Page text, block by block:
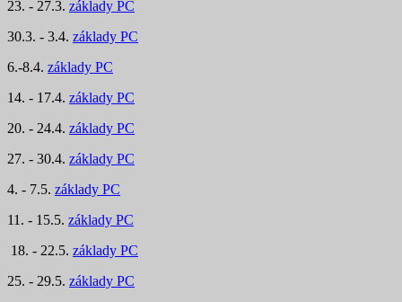
23. - 27.3. základy PC
30.3. - 3.4. základy PC
6.-8.4. základy PC
14. - 17.4. základy PC
20. - 24.4. základy PC
27. - 30.4. základy PC
4. - 7.5. základy PC
11. - 15.5. základy PC
18. - 22.5. základy PC
25. - 29.5. základy PC